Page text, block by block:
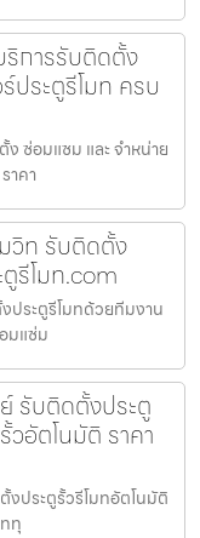
ริการรับติดตั้ง
ประตูรีโมท ครบ
ซ่อมแซม และ จำหน่าย
าคา
วิท รับติดตั้ง
รีโมท.com
ประตูรีโมทด้วยทีมงาน
มแซ่ม
รับติดตั้งประตู
อัตโนมัติ ราคา
งประตูรั้วรีโมทอัตโนมัติ
ทุ